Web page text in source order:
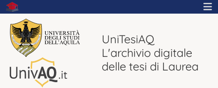
UniTesiAQ
L'archivio digitale
delle tesi di Laurea